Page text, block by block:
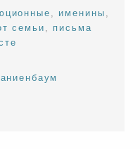
, именины ,
семьи , письма